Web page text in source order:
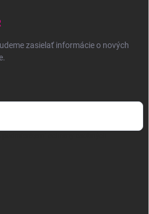
zasielať informácie o nových